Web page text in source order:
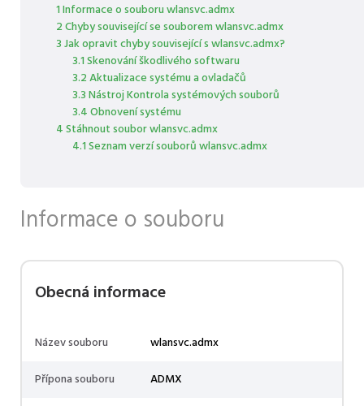
1 Informace o souboru wlansvc.admx
2 Chyby související se souborem wlansvc.admx
3 Jak opravit chyby související s wlansvc.admx?
3.1 Skenování škodlivého softwaru
3.2 Aktualizace systému a ovladačů
3.3 Nástroj Kontrola systémových souborů
3.4 Obnovení systému
4 Stáhnout soubor wlansvc.admx
4.1 Seznam verzí souborů wlansvc.admx
Informace o souboru
Obecná informace
Název souboru
wlansvc.admx
Přípona souboru
ADMX